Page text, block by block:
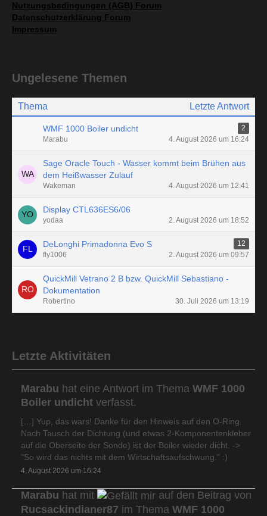
Nutzungsbedingungen (AGB) Forum
Datenschutzerklärung Forum
Impressum
Ungelesene Themen
Thema Letzte Antwort
WMF 1000 Boiler undicht
2
Marabu
4. August 2026 um 16:24
Sage Oracle Touch - Wasser kommt beim Brühen aus
dem Heißwasser Zulauf
Wakeman 4. August 2026 um 12:41
Display CTL636ES6/06
yodaa 2. August 2026 um 18:52
DeLonghi Primadonna Evo S
12
fly1006
2. August 2026 um 09:57
QuickMill Vetrano 2 B bzw. QuickMill Sebastiano -
Dokumentation
Robertino 30. Juli 2026 um 13:19
Letzte Aktivitäten
Marabu hat eine Antwort im Thema WMF 1000
Boiler undicht verfasst.
[…] Yup, das wars! Danke für den Hinweis auf den O-Ring.
Nach Tausch der Dichtung (und etwas 2-Komponentenkleber
auf die Oberseite der Sonde) ist der Boiler wieder dicht. ->
"So wird das nichts mit dem Wirtschaftsaufschwung." :)
4. August 2026 um 16:24
Marabu hat mit
auf den Beitrag von
Rucsackindianer87 im Thema WMF 1000